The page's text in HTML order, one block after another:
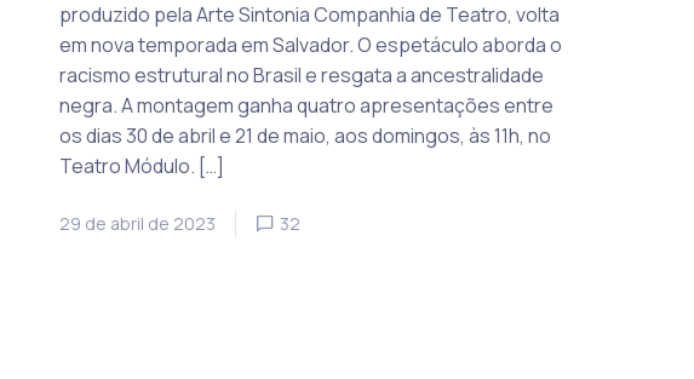
produzido pela Arte Sintonia Companhia de Teatro, volta
em nova temporada em Salvador. O espetáculo aborda o
racismo estrutural no Brasil e resgata a ancestralidade
negra. A montagem ganha quatro apresentações entre
os dias 30 de abril e 21 de maio, aos domingos, às 11h, no
Teatro Módulo. […]
29 de abril de 2023 32